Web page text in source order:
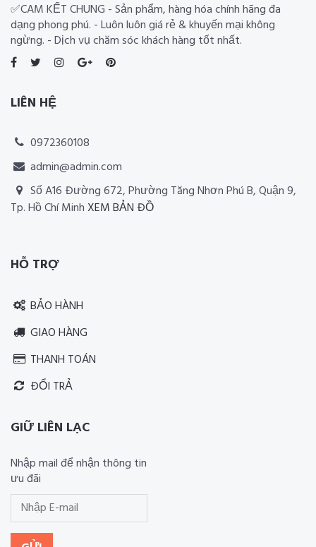
✅CAM KẾT CHUNG - Sản phẩm, hàng hóa chính hãng đa
dạng phong phú. - Luôn luôn giá rẻ & khuyến mại không
ngừng. - Dịch vụ chăm sóc khách hàng tốt nhất.
LIÊN HỆ
0972360108
admin@admin.com
Số A16 Đường 672, Phường Tăng Nhơn Phú B, Quận 9,
Tp. Hồ Chí Minh XEM BẢN ĐỒ
HỖ TRỢ
BẢO HÀNH
GIAO HÀNG
THANH TOÁN
ĐỔI TRẢ
GIỮ LIÊN LẠC
Nhập mail để nhận thông tin
ưu đãi